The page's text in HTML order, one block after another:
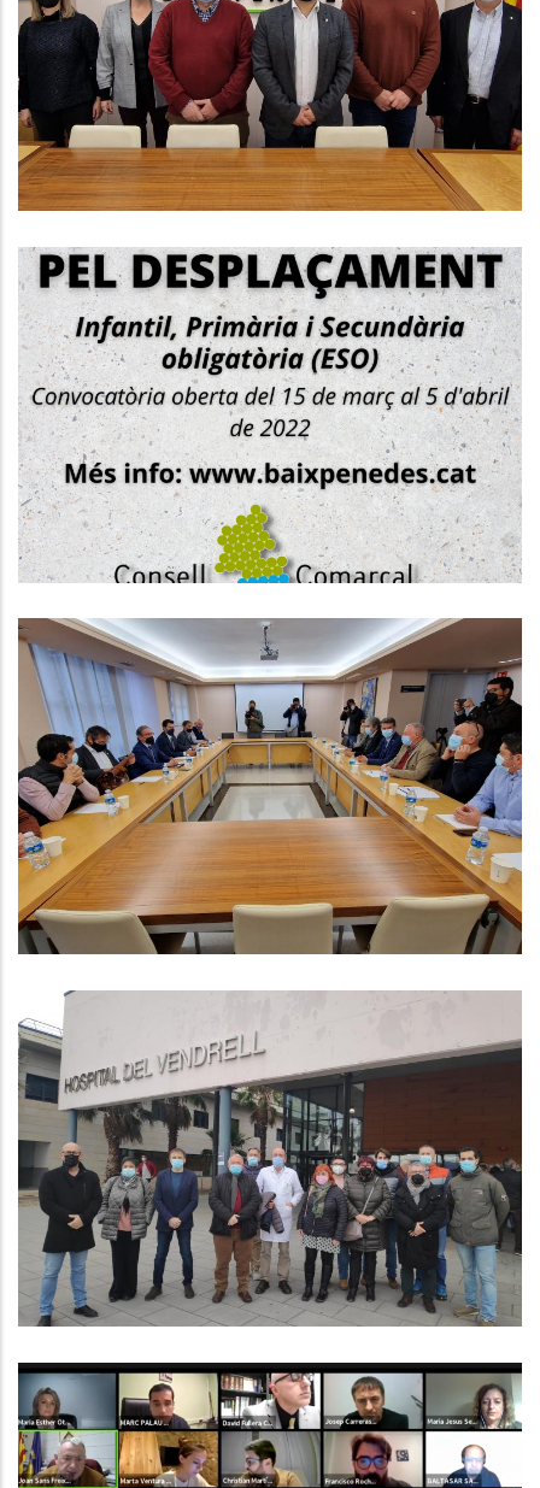
PER AMPLIAR LA FORMACIÓ
PROFESSIONAL
Educació,Ocupació
S'obre La Convocatòria Per
Demanar Ajuts Individuals Al
Desplaçament
Educació
VISITA DEL CONSELLER JAUME
GIRÓ AL CONSELL COMARCAL DEL
BAIX PENEDÈS
Altres
SUPORT DELS ALCALDES A LES
DEMANDES DELS TREBALLADORS
DE L'HOSPITAL
Altres
EL CONSELL COMARCAL DEL BAIX